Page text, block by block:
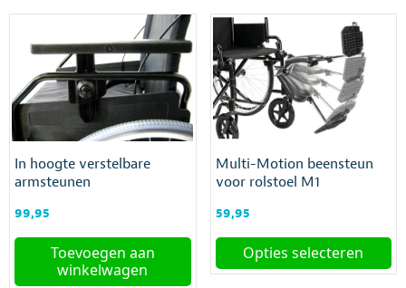
In hoogte verstelbare
armsteunen
99,95
Toevoegen aan
winkelwagen
Multi-Motion beensteun
voor rolstoel M1
59,95
Opties selecteren
Dit